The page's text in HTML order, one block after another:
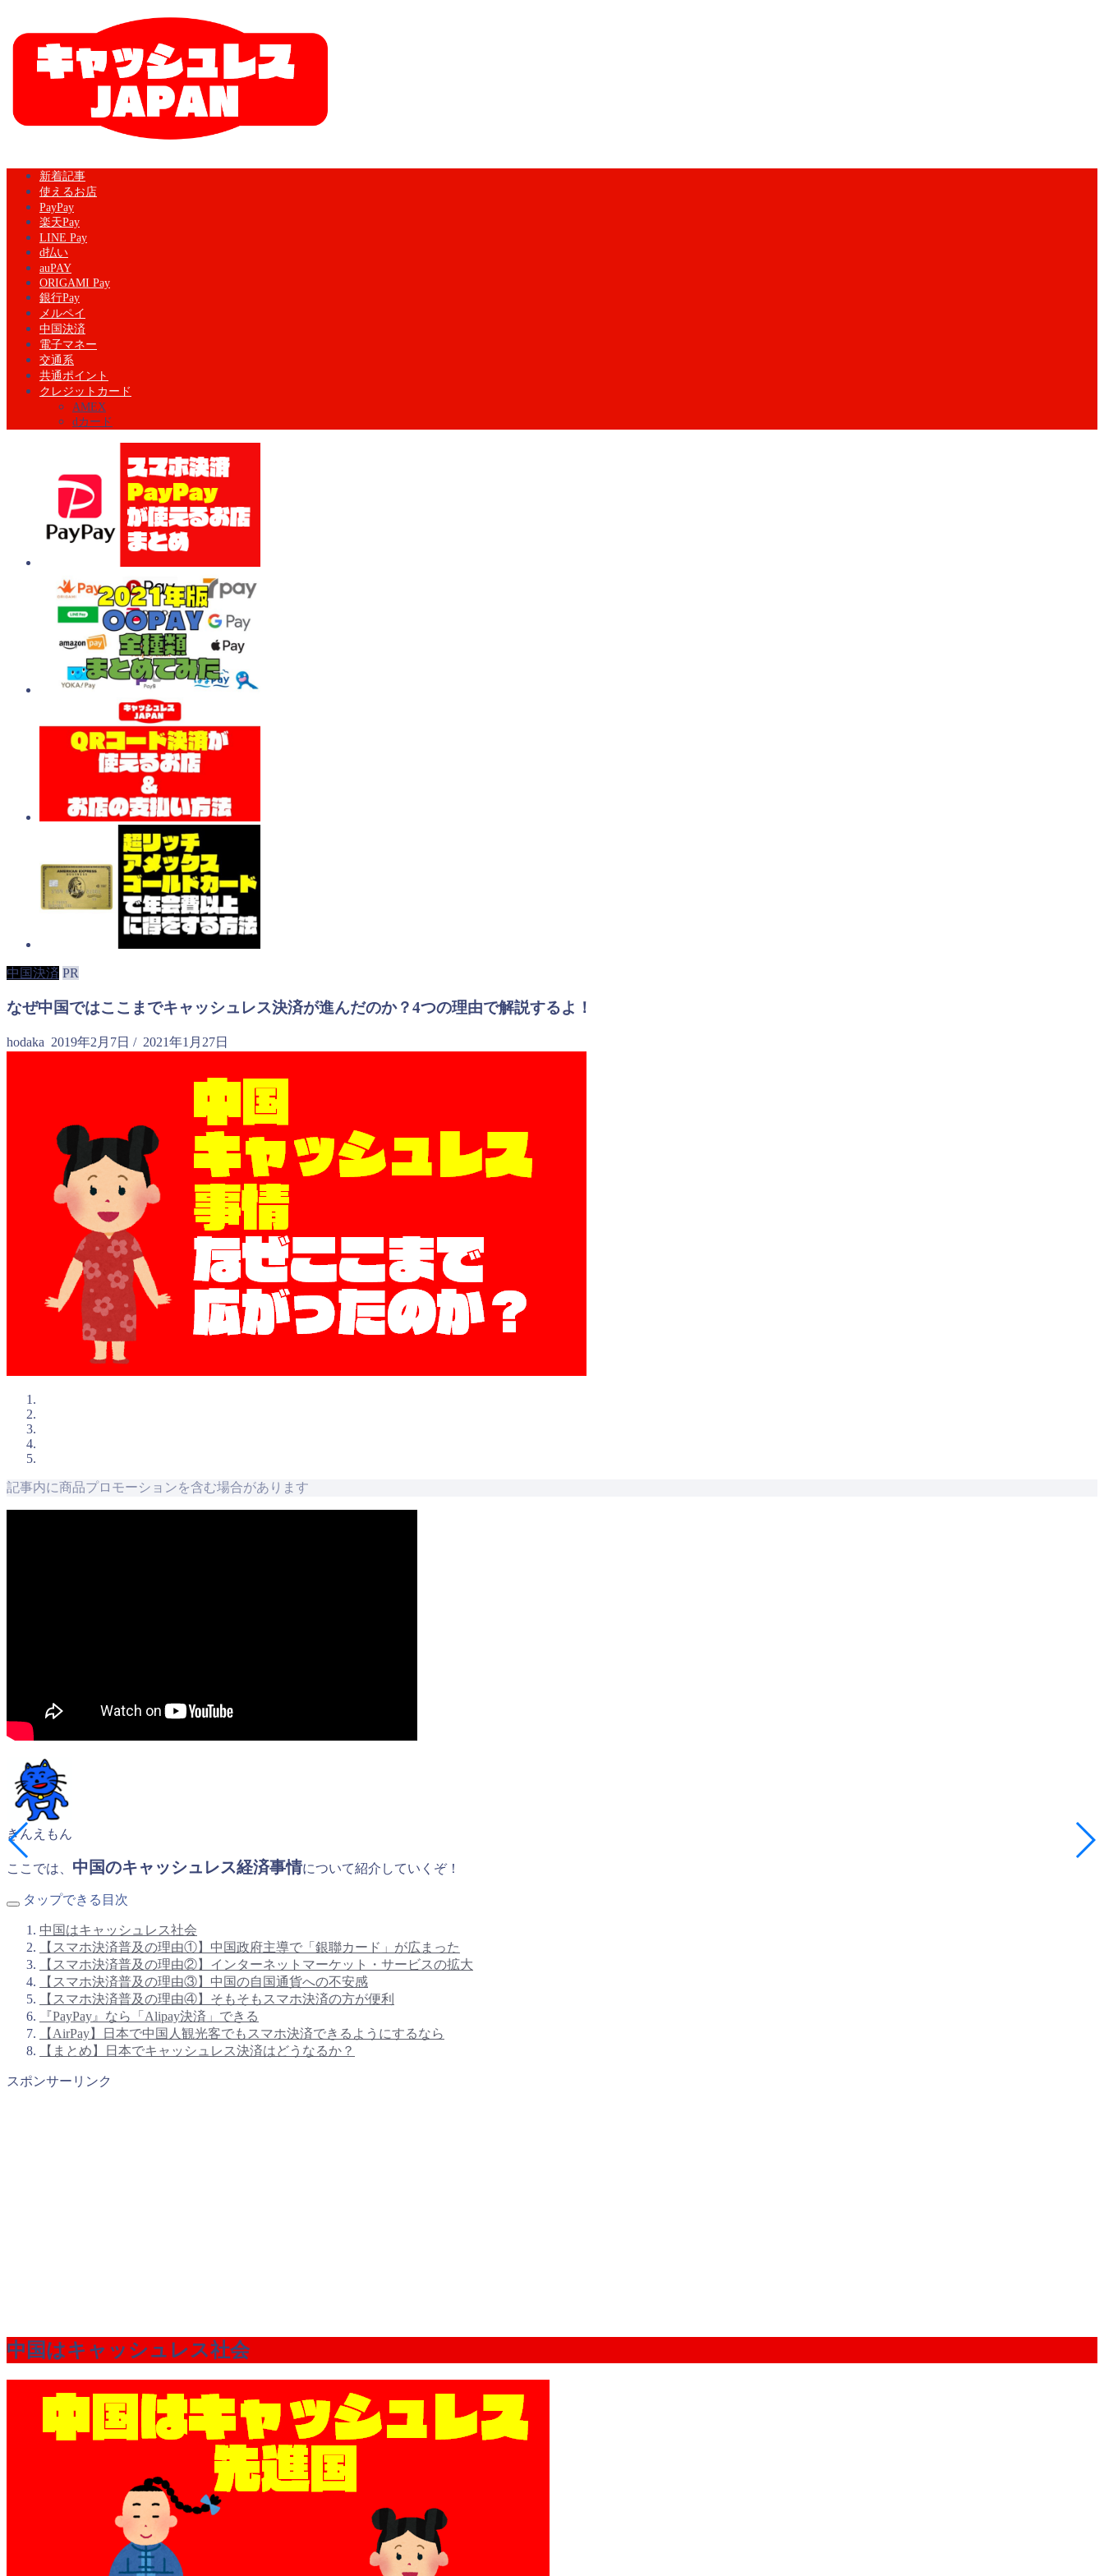
新着記事
使えるお店
PayPay
楽天Pay
LINE Pay
d払い
auPAY
ORIGAMI Pay
銀行Pay
メルペイ
中国決済
電子マネー
交通系
共通ポイント
クレジットカード
AMEX
dカード
中国決済 PR
なぜ中国ではここまでキャッシュレス決済が進んだのか？4つの理由で解説するよ！
hodaka 2019年2月7日 / 2021年1月27日
記事内に商品プロモーションを含む場合があります
きんえもん
ここでは、 中国のキャッシュレス経済事情について紹介していくぞ！
タップできる目次
中国はキャッシュレス社会
【スマホ決済普及の理由①】中国政府主導で「銀聯カード」が広まった
【スマホ決済普及の理由②】インターネットマーケット・サービスの拡大
【スマホ決済普及の理由③】中国の自国通貨への不安感
【スマホ決済普及の理由④】そもそもスマホ決済の方が便利
『PayPay』なら「Alipay決済」できる
【AirPay】日本で中国人観光客でもスマホ決済できるようにするなら
【まとめ】日本でキャッシュレス決済はどうなるか？
スポンサーリンク
中国はキャッシュレス社会